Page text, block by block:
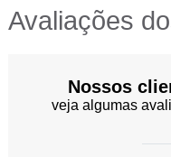
Avaliações
Nossos
veja algumas